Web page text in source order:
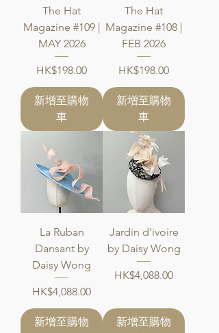
The Hat
Magazine #109 |
MAY 2026
價格
HK$198.00
新增至購物
車
The Hat
Magazine #108 |
FEB 2026
價格
HK$198.00
新增至購物
車
La Ruban
Dansant by
Daisy Wong
價格
HK$4,088.00
新增至購物
Jardin d'ivoire
by Daisy Wong
價格
HK$4,088.00
新增至購物